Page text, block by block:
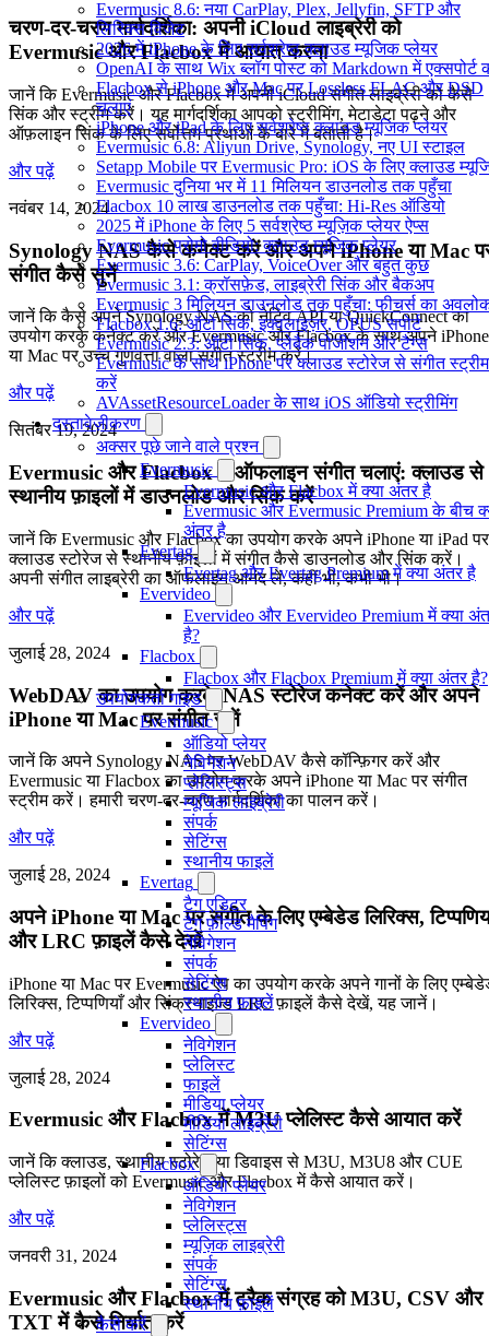
Evermusic 8.6: नया CarPlay, Plex, Jellyfin, SFTP और
लिरिक्स विजेट
2026 में iPhone के लिए सर्वश्रेष्ठ क्लाउड म्यूजिक प्लेयर
OpenAI के साथ Wix ब्लॉग पोस्ट को Markdown में एक्सपोर्ट
Flacbox से iPhone और Mac पर Lossless FLAC और DSD
चलाएं
iPhone और iPad के लिए सर्वश्रेष्ठ क्लाउड म्यूजिक प्लेयर
Evermusic 6.8: Aliyun Drive, Synology, नए UI स्टाइल
Setapp Mobile पर Evermusic Pro: iOS के लिए क्लाउड
Evermusic दुनिया भर में 11 मिलियन डाउनलोड तक पहुँचा
Flacbox 10 लाख डाउनलोड तक पहुँचा: Hi-Res ऑडियो
2025 में iPhone के लिए 5 सर्वश्रेष्ठ म्यूज़िक प्लेयर ऐप्स
Evermusic प्रोमो वीडियो: क्लाउड म्यूजिक प्लेयर
Evermusic 3.6: CarPlay, VoiceOver और बहुत कुछ
Evermusic 3.1: क्रॉसफ़ेड, लाइब्रेरी सिंक और बैकअप
Evermusic 3 मिलियन डाउनलोड तक पहुँचा: फीचर्स का
Flacbox 1.6: ऑटो सिंक, इक्वलाइज़र, OPUS सपोर्ट
Evermusic 2.3: ऑटो सिंक, प्लेबैक पोजीशन और टैग्स
Evermusic के साथ iPhone पर क्लाउड स्टोरेज से संगीत स्ट्रीम
करें
AVAssetResourceLoader के साथ iOS ऑडियो स्ट्रीमिंग
दस्तावेज़ीकरण
अक्सर पूछे जाने वाले प्रश्न
Evermusic
Evermusic और Flacbox में क्या अंतर है
Evermusic और Evermusic Premium के बीच
अंतर है
Evertag
Evertag और Evertag Premium में क्या अंतर है
Evervideo
Evervideo और Evervideo Premium में क्या
है?
Flacbox
Flacbox और Flacbox Premium में क्या अंतर है?
उपयोगकर्ता गाइड
Evermusic
ऑडियो प्लेयर
नेविगेशन
प्लेलिस्ट्स
म्यूजिक लाइब्रेरी
संपर्क
सेटिंग्स
स्थानीय फाइलें
Evertag
टैग एडिटर
टैग फ़ील्ड मैपिंग
नेविगेशन
संपर्क
सेटिंग्स
स्थानीय फ़ाइलें
Evervideo
नेविगेशन
प्लेलिस्ट
फाइलें
मीडिया प्लेयर
मीडिया लाइब्रेरी
सेटिंग्स
Flacbox
ऑडियो प्लेयर
नेविगेशन
प्लेलिस्ट्स
म्यूज़िक लाइब्रेरी
संपर्क
सेटिंग्स
स्थानीय फ़ाइलें
कैसे करें
चरण-दर-चरण मार्गदर्शिका: अपनी iCloud लाइब्रेरी को
Evermusic और Flacbox में आयात करना
जानें कि Evermusic और Flacbox में अपनी iCloud संगीत लाइब्रेरी को कैसे
सिंक और स्ट्रीम करें। यह मार्गदर्शिका आपको स्ट्रीमिंग, मेटाडेटा पढ़ने और
ऑफ़लाइन सिंक के लिए सर्वोत्तम प्रथाओं के बारे में बताती है।
और पढ़ें
नवंबर 14, 2024
Synology NAS कैसे कनेक्ट करें और अपने iPhone या Mac
संगीत कैसे सुनें
जानें कि कैसे अपने Synology NAS को नेटिव API या QuickConnect का
उपयोग करके कनेक्ट करें और Evermusic और Flacbox के साथ अपने iPhone
या Mac पर उच्च गुणवत्ता वाला संगीत स्ट्रीम करें।
और पढ़ें
सितंबर 19, 2024
Evermusic और Flacbox में ऑफलाइन संगीत चलाएं: क्लाउड से
स्थानीय फ़ाइलों में डाउनलोड और सिंक करें
जानें कि Evermusic और Flacbox का उपयोग करके अपने iPhone या iPad पर
क्लाउड स्टोरेज से स्थानीय फ़ाइलों में संगीत कैसे डाउनलोड और सिंक करें।
अपनी संगीत लाइब्रेरी का ऑफलाइन आनंद लें, कहीं भी, कभी भी।
और पढ़ें
जुलाई 28, 2024
WebDAV का उपयोग करके NAS स्टोरेज कनेक्ट करें और अपने
iPhone या Mac पर संगीत सुनें
जानें कि अपने Synology NAS पर WebDAV कैसे कॉन्फ़िगर करें और
Evermusic या Flacbox का उपयोग करके अपने iPhone या Mac पर संगीत
स्ट्रीम करें। हमारी चरण-दर-चरण मार्गदर्शिका का पालन करें।
और पढ़ें
जुलाई 28, 2024
अपने iPhone या Mac पर संगीत के लिए एम्बेडेड लिरिक्स,
और LRC फ़ाइलें कैसे देखें
iPhone या Mac पर Evermusic ऐप का उपयोग करके अपने गानों के लिए
लिरिक्स, टिप्पणियाँ और सिंक्रनाइज़्ड LRC फ़ाइलें कैसे देखें, यह जानें।
और पढ़ें
जुलाई 28, 2024
Evermusic और Flacbox में M3U प्लेलिस्ट कैसे आयात करें
जानें कि क्लाउड, स्थानीय स्टोरेज या डिवाइस से M3U, M3U8 और CUE
प्लेलिस्ट फ़ाइलों को Evermusic और Flacbox में कैसे आयात करें।
और पढ़ें
जनवरी 31, 2024
Evermusic और Flacbox में ट्रैक संग्रह को M3U, CSV और
TXT में कैसे निर्यात करें